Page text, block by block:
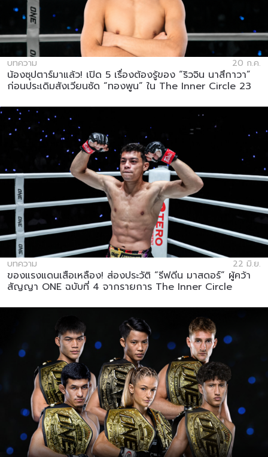
บทความ 20 ก.ค.
น้องซุปตาร์มาแล้ว! เปิด 5 เรื่องต้องรู้ของ “ริวจิน นาสึกาวา”
ก่อนประเดิมสังเวียนซัด “ทองพูน” ใน The Inner Circle 23
บทความ 22 มิ.ย.
ของแรงแดนเสือเหลือง! ส่องประวัติ “รีฟดีน มาสดอร์” ผู้คว้า
สัญญา ONE ฉบับที่ 4 จากรายการ The Inner Circle